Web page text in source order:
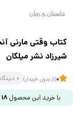
داستان و رمان
کتاب وقتی مارنی
شیرزاد نشر میلکان
0(از بدون خریدار) 0 دیدگاه
با خرید این محصول 18